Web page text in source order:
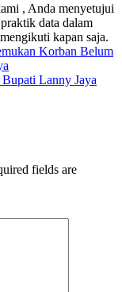
, Anda menyetujui
data dalam
kapan saja.
Korban Belum
Lanny Jaya
fields are